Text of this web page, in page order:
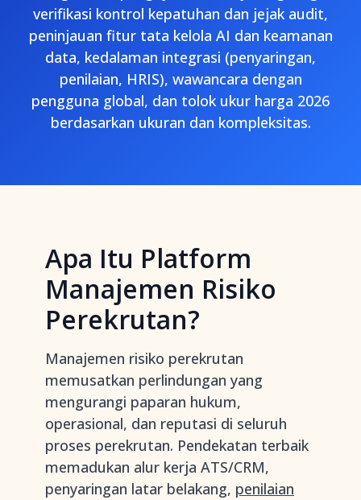
verifikasi kontrol kepatuhan dan jejak audit,
peninjauan fitur tata kelola AI dan keamanan
data, kedalaman integrasi (penyaringan,
penilaian, HRIS), wawancara dengan
pengguna global, dan tolok ukur harga 2026
berdasarkan ukuran dan kompleksitas.
Apa Itu Platform
Manajemen Risiko
Perekrutan?
Manajemen risiko perekrutan
memusatkan perlindungan yang
mengurangi paparan hukum,
operasional, dan reputasi di seluruh
proses perekrutan. Pendekatan terbaik
memadukan alur kerja ATS/CRM,
penyaringan latar belakang, penilaian